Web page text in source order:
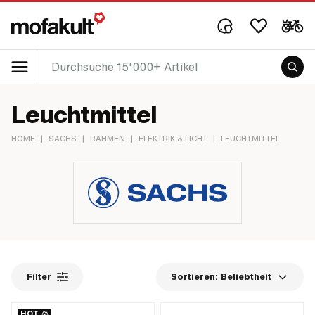
Leuchtmittel
HOME | SACHS | RAHMEN | ELEKTRIK & LICHT | LEUCHTMITTEL
Filter Sortieren: Beliebtheit